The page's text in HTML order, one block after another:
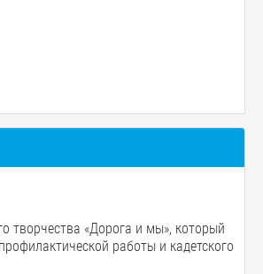
творчества «Дорога и мы», который
работы и кадетского